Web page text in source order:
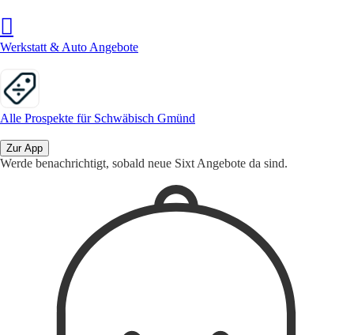
Werkstatt & Auto Angebote
Alle Prospekte für Schwäbisch Gmünd
Zur App
Werde benachrichtigt, sobald neue Sixt Angebote da sind.